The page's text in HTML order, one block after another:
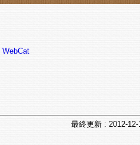
WebCat
最終更新: 2012-12-